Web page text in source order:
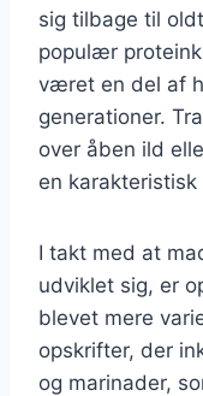
sig tilbage til
populær
været en del af
generationer.
over åben ild
en
I takt med at
udviklet sig, er
blevet mere
opskrifter, der
og marinader,